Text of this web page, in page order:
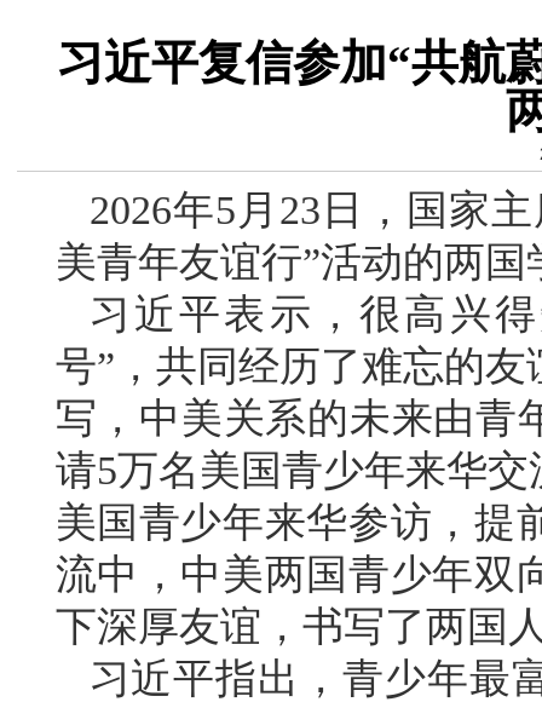
习近平复信参加“共航
2026年5月23日，国家
美青年友谊行”活动的两国
习近平表示，很高兴
号”，共同经历了难忘的
写，中美关系的未来由青
请5万名美国青少年来华
美国青少年来华参访，提
流中，中美两国青少年双
下深厚友谊，书写了两国
习近平指出，青少年最